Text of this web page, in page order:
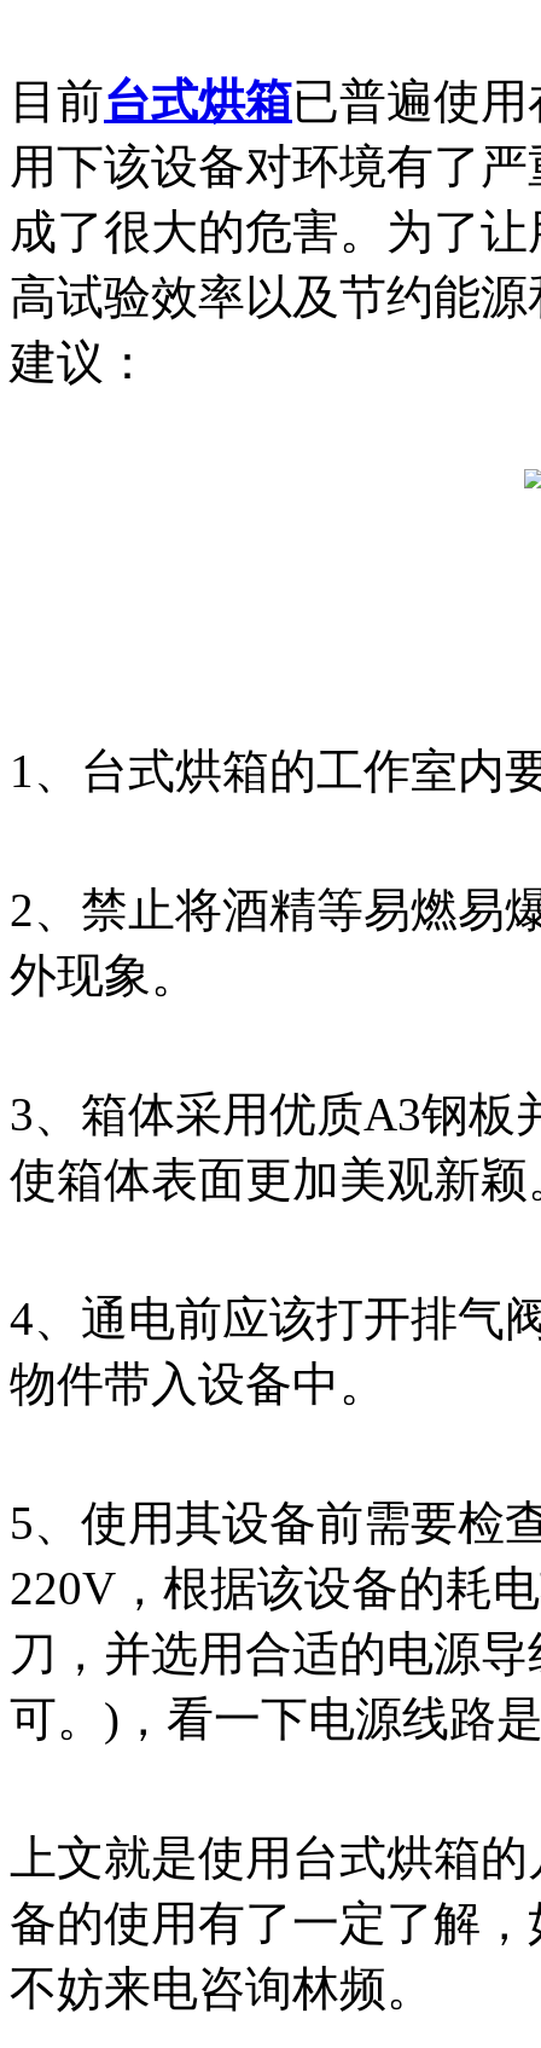
目前台式烘箱已普遍使
用下该设备对环境有了
成了很大的危害。为了
高试验效率以及节约能
建议：
1、台式烘箱的工作室内
2、禁止将酒精等易燃易
外现象。
3、箱体采用优质A3钢板
使箱体表面更加美观新颖
4、通电前应该打开排气
物件带入设备中。
5、使用其设备前需要检
220V，根据该设备的耗
刀，并选用合适的电源
可。)，看一下电源线路
上文就是使用台式烘箱
备的使用有了一定了解
不妨来电咨询林频。